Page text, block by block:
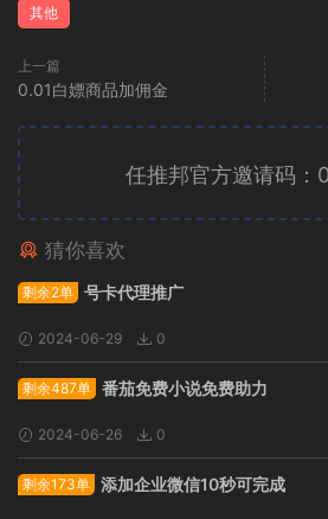
其他
上一篇
0.01白嫖商品加佣金
任推邦官方邀请码：
猜你喜欢
剩余2单 号卡代理推广
2024-06-29 0
剩余487单 番茄免费小说免费助力
2024-06-26 0
剩余173单 添加企业微信10秒可完成